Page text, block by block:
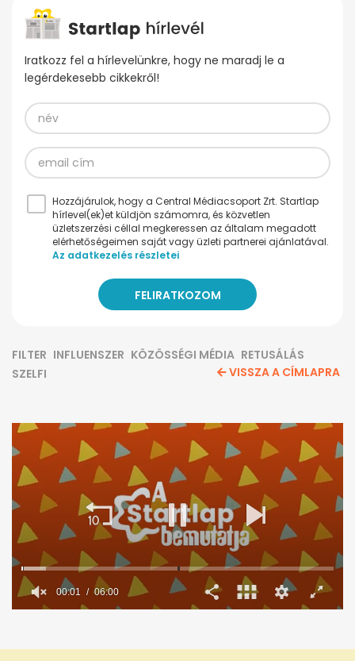
Iratkozz fel a hírlevelünkre, hogy ne maradj le a
legérdekesebb cikkekről!
Hozzájárulok, hogy a Central Médiacsoport Zrt. Startlap
hírlevel(ek)et küldjön számomra, és közvetlen
üzletszerzési céllal megkeressen az általam megadott
elérhetőségeimen saját vagy üzleti partnerei ajánlatával.
Az adatkezelés részletei
FILTER INFLUENSZER KÖZÖSSÉGI MÉDIA RETUSÁLÁS
SZELFI
VISSZA A CÍMLAPRA
6